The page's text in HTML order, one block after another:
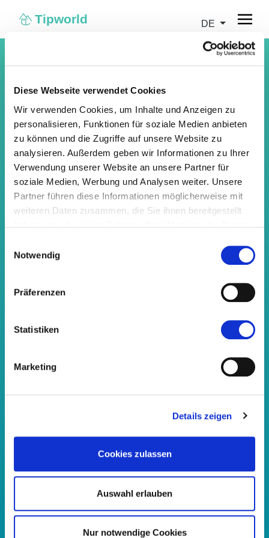
Diese Webseite verwendet Cookies
Wir verwenden Cookies, um Inhalte und Anzeigen zu
personalisieren, Funktionen für soziale Medien anbieten
zu können und die Zugriffe auf unsere Website zu
analysieren. Außerdem geben wir Informationen zu Ihrer
Verwendung unserer Website an unsere Partner für
soziale Medien, Werbung und Analysen weiter. Unsere
Partner führen diese Informationen möglicherweise mit
weiteren Daten zusammen, die Sie ihnen bereitgestellt
Notwendig
Präferenzen
Statistiken
Marketing
Details zeigen
Cookies zulassen
Auswahl erlauben
Nur notwendige Cookies
Tipworld DE
Passwort wiederherstellen
Link senden